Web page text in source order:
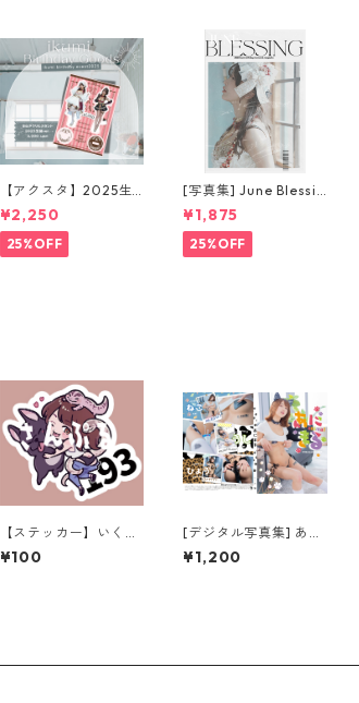
【アクスタ】2025生
誕ver.
¥2,250
25%OFF
[写真集] June Blessin
g 2025 magazine [特
別版]
¥1,875
25%OFF
【ステッカー】いくみ
ファミリー
¥100
[デジタル写真集] あに
まる (ダウンロード版)
¥1,200